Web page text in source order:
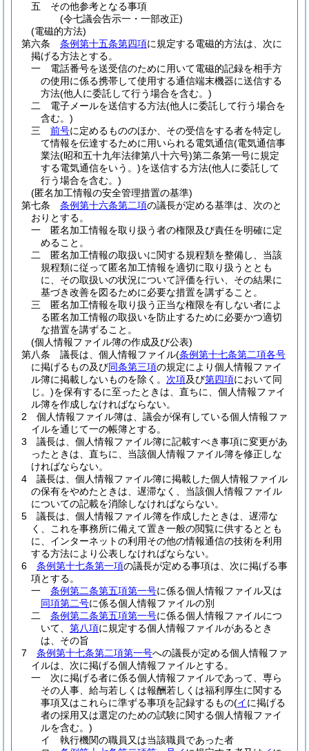
五
その他参考となる事項
(令七議会告示一・一部改正)
(電磁的方法)
第六条
条例第十五条第四項に規定する電磁的方法は、次に
掲げる方法とする。
一
電話番号を送受信のために用いて電磁的記録を相手方
の使用に係る携帯して使用する通信端末機器に送信する
方法(他人に委託して行う場合を含む。)
二
電子メールを送信する方法(他人に委託して行う場合を
含む。)
三
前号に定めるもののほか、その受信をする者を特定し
て情報を伝達するために用いられる電気通信(電気通信事
業法(昭和五十九年法律第八十六号)第二条第一号に規定
する電気通信をいう。)を送信する方法(他人に委託して
行う場合を含む。)
(匿名加工情報の安全管理措置の基準)
第七条
条例第十六条第二項の議長が定める基準は、次のと
おりとする。
一
匿名加工情報を取り扱う者の権限及び責任を明確に定
めること。
二
匿名加工情報の取扱いに関する規程類を整備し、当該
規程類に従って匿名加工情報を適切に取り扱うととも
に、その取扱いの状況について評価を行い、その結果に
基づき改善を図るために必要な措置を講ずること。
三
匿名加工情報を取り扱う正当な権限を有しない者によ
る匿名加工情報の取扱いを防止するために必要かつ適切
な措置を講ずること。
(個人情報ファイル簿の作成及び公表)
第八条
議長は、個人情報ファイル(条例第十七条第二項各号
に掲げるもの及び同条第三項の規定により個人情報ファイ
ル簿に掲載しないものを除く。 次項及び第四項において同
じ。)を保有するに至ったときは、直ちに、個人情報ファイ
ル簿を作成しなければならない。
2
個人情報ファイル簿は、議会が保有している個人情報ファ
イルを通じて一の帳簿とする。
3
議長は、個人情報ファイル簿に記載すべき事項に変更があ
ったときは、直ちに、当該個人情報ファイル簿を修正しな
ければならない。
4
議長は、個人情報ファイル簿に掲載した個人情報ファイル
の保有をやめたときは、遅滞なく、当該個人情報ファイル
についての記載を消除しなければならない。
5
議長は、個人情報ファイル簿を作成したときは、遅滞な
く、これを事務所に備えて置き一般の閲覧に供するととも
に、インターネットの利用その他の情報通信の技術を利用
する方法により公表しなければならない。
6
条例第十七条第一項の議長が定める事項は、次に掲げる事
項とする。
一
条例第二条第五項第一号に係る個人情報ファイル又は
同項第二号に係る個人情報ファイルの別
二
条例第二条第五項第一号に係る個人情報ファイルにつ
いて、 第八項に規定する個人情報ファイルがあるとき
は、その旨
7
条例第十七条第二項第一号への議長が定める個人情報ファ
イルは、次に掲げる個人情報ファイルとする。
一
次に掲げる者に係る個人情報ファイルであって、専ら
その人事、給与若しくは報酬若しくは福利厚生に関する
事項又はこれらに準ずる事項を記録するもの(イに掲げる
者の採用又は選定のための試験に関する個人情報ファイ
ルを含む。)
イ
執行機関の職員又は当該職員であった者